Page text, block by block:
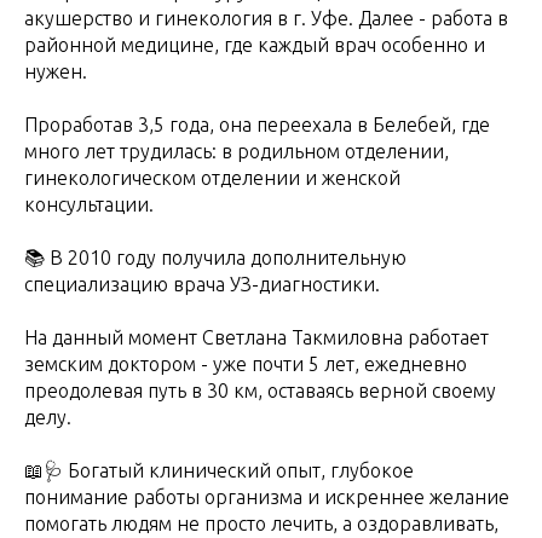
акушерство и гинекология в г. Уфе. Далее - работа в
районной медицине, где каждый врач особенно и
нужен.
Проработав 3,5 года, она переехала в Белебей, где
много лет трудилась: в родильном отделении,
гинекологическом отделении и женской
консультации.
📚 В 2010 году получила дополнительную
специализацию врача УЗ-диагностики.
На данный момент Светлана Такмиловна работает
земским доктором - уже почти 5 лет, ежедневно
преодолевая путь в 30 км, оставаясь верной своему
делу.
📖🩺 Богатый клинический опыт, глубокое
понимание работы организма и искреннее желание
помогать людям не просто лечить, а оздоравливать,